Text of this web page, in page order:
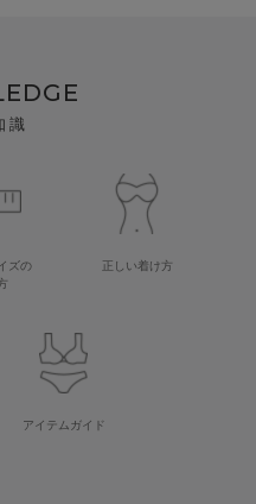
識
ズの
正しい着け方
アイテムガイド